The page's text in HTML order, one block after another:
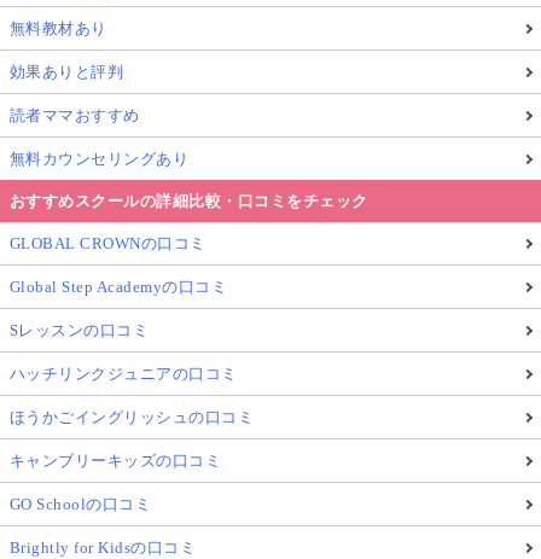
無料教材あり
効果ありと評判
読者ママおすすめ
無料カウンセリングあり
おすすめスクールの詳細比較・口コミをチェック
GLOBAL CROWNの口コミ
Global Step Academyの口コミ
Sレッスンの口コミ
ハッチリンクジュニアの口コミ
ほうかごイングリッシュの口コミ
キャンブリーキッズの口コミ
GO Schoolの口コミ
Brightly for Kidsの口コミ